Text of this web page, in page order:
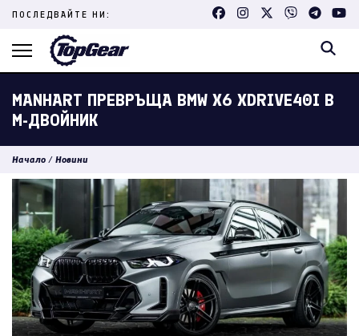
Skip
content
ПОСЛЕДВАЙТЕ НИ:
MANHART ПРЕВРЪЩА BMW X6 XDRIVE40I В
M-ДВОЙНИК
Начало / Новини